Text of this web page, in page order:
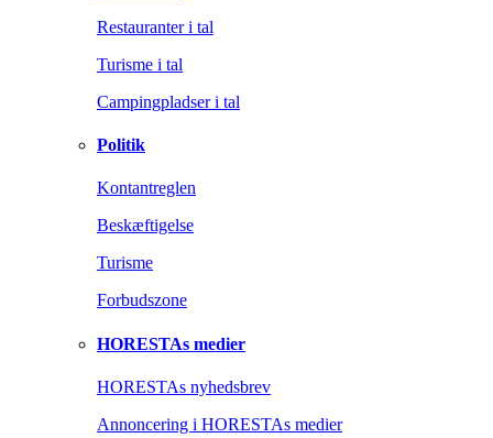
Restauranter i tal
Turisme i tal
Campingpladser i tal
Politik
Kontantreglen
Beskæftigelse
Turisme
Forbudszone
HORESTAs medier
HORESTAs nyhedsbrev
Annoncering i HORESTAs medier